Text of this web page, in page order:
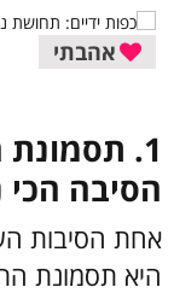
אהבתי
1.
הסיבה הכי
אחת הסיבות